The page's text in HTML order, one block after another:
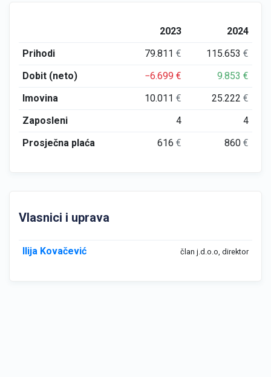
2023
2024
Prihodi
79.811€ 115.653€
Dobit (neto)
−6.699€ 9.853€
Imovina
10.011€ 25.222€
Zaposleni
4
4
Prosječna plaća
616€ 860€
Vlasnici i uprava
Ilija Kovačević član j.d.o.o, direktor